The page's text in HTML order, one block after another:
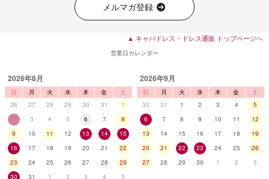
メルマガ登録
▲ キャバドレス・ドレス通販 トップページへ
営業日カレンダー
2026年8月
日 月 火 水 木 金
土
26
27 28 29 30 31
1
2
3 4 5 6 7
8
9
10 11 12 13 14
15
16
17 18 19 20 21
22
23
24 25 26 27 28
29
30
31 1 2 3 4 5
2026年9月
日 月 火 水 木 金
土
30
31 1 2 3 4
5
6
7 8 9 10 11
12
13
14 15 16 17 18
19
20
21 22 23 24 25
26
27
28 29 30 1 2 3